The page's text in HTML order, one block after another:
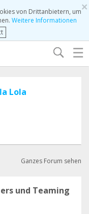
×
von Drittanbietern, um
Weitere Informationen
☰
Lola
Ganzes Forum sehen
und Teaming